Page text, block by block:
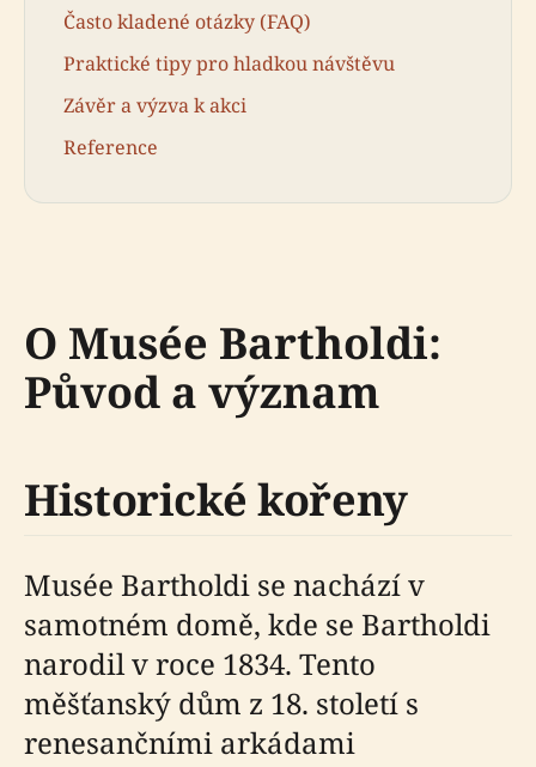
Často kladené otázky (FAQ)
Praktické tipy pro hladkou návštěvu
Závěr a výzva k akci
Reference
O Musée Bartholdi:
Původ a význam
Historické kořeny
Musée Bartholdi se nachází v
samotném domě, kde se Bartholdi
narodil v roce 1834. Tento
měšťanský dům z 18. století s
renesančními arkádami